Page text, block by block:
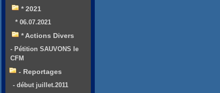
* 2021
* 06.07.2021
* Actions Divers
- Pétition SAUVONS le
CFM
- Reportages
- début juillet.2011